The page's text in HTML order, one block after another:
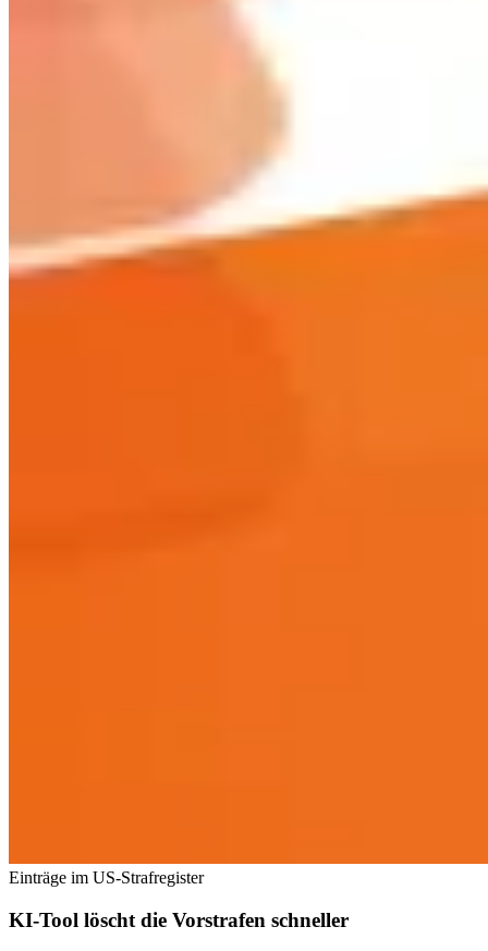
Einträge im US-Strafregister
KI-Tool löscht die Vorstrafen schneller